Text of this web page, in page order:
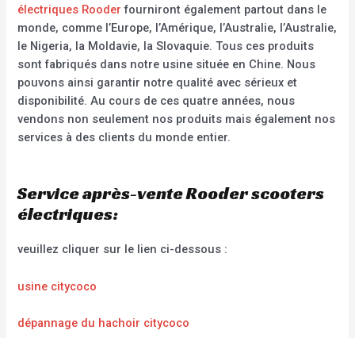
électriques Rooder fourniront également partout dans le
monde, comme l’Europe, l’Amérique, l’Australie, l’Australie,
le Nigeria, la Moldavie, la Slovaquie. Tous ces produits
sont fabriqués dans notre usine située en Chine. Nous
pouvons ainsi garantir notre qualité avec sérieux et
disponibilité. Au cours de ces quatre années, nous
vendons non seulement nos produits mais également nos
services à des clients du monde entier.
Service après-vente Rooder scooters
électriques:
veuillez cliquer sur le lien ci-dessous :
usine citycoco
dépannage du hachoir citycoco